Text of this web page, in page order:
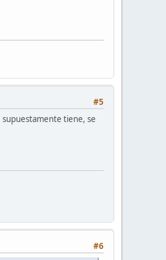
#5
supuestamente tiene, se
#6